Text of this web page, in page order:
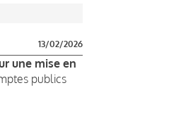
13/02/2026
une mise en
publics